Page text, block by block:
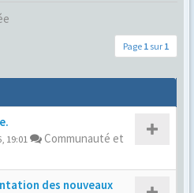
Page 1 sur 1
19:01
Communauté et
des nouveaux